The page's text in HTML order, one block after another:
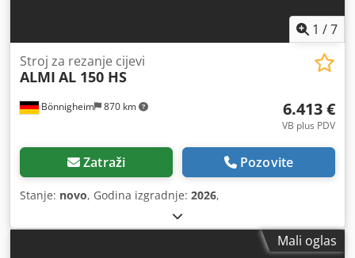
1 /7
Bönnigheim 870 km
Stroj za rezanje cijevi
ALMI AL 150 HS
6.413 €
VB plus PDV
Zatraži Pozovite
Stanje: novo, Godina izgradnje: 2026,
Mali oglas